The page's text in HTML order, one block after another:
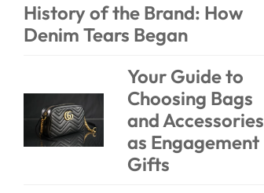
History of the Brand: How
Denim Tears Began
Your Guide to
Choosing Bags
and Accessories
as Engagement
Gifts